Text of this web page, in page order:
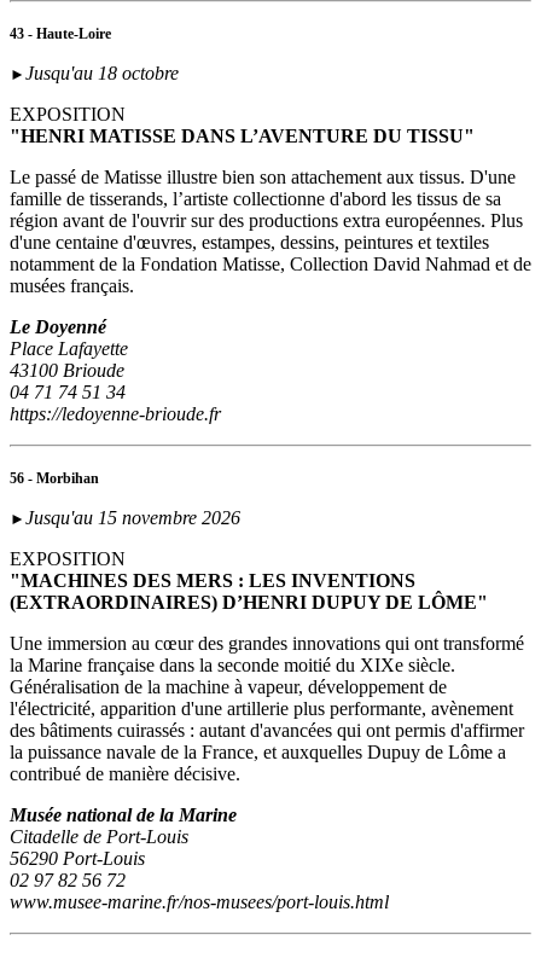
43 - Haute-Loire
► Jusqu'au 18 octobre
EXPOSITION
"HENRI MATISSE DANS L’AVENTURE DU TISSU"
Le passé de Matisse illustre bien son attachement aux tissus. D'une
famille de tisserands, l’artiste collectionne d'abord les tissus de sa
région avant de l'ouvrir sur des productions extra européennes. Plus
d'une centaine d'œuvres, estampes, dessins, peintures et textiles
notamment de la Fondation Matisse, Collection David Nahmad et de
musées français.
Le Doyenné
Place Lafayette
43100 Brioude
04 71 74 51 34
https://ledoyenne-brioude.fr
56 - Morbihan
► Jusqu'au 15 novembre 2026
EXPOSITION
"MACHINES DES MERS : LES INVENTIONS
(EXTRAORDINAIRES) D’HENRI DUPUY DE LÔME"
Une immersion au cœur des grandes innovations qui ont transformé
la Marine française dans la seconde moitié du XIXe siècle.
Généralisation de la machine à vapeur, développement de
l'électricité, apparition d'une artillerie plus performante, avènement
des bâtiments cuirassés : autant d'avancées qui ont permis d'affirmer
la puissance navale de la France, et auxquelles Dupuy de Lôme a
contribué de manière décisive.
Musée national de la Marine
Citadelle de Port-Louis
56290 Port-Louis
02 97 82 56 72
www.musee-marine.fr/nos-musees/port-louis.html